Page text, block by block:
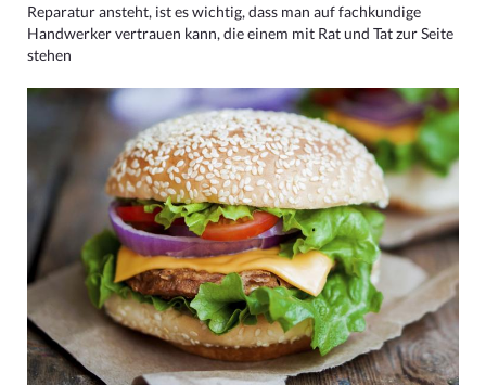
Reparatur ansteht, ist es wichtig, dass man auf fachkundige
Handwerker vertrauen kann, die einem mit Rat und Tat zur Seite
stehen